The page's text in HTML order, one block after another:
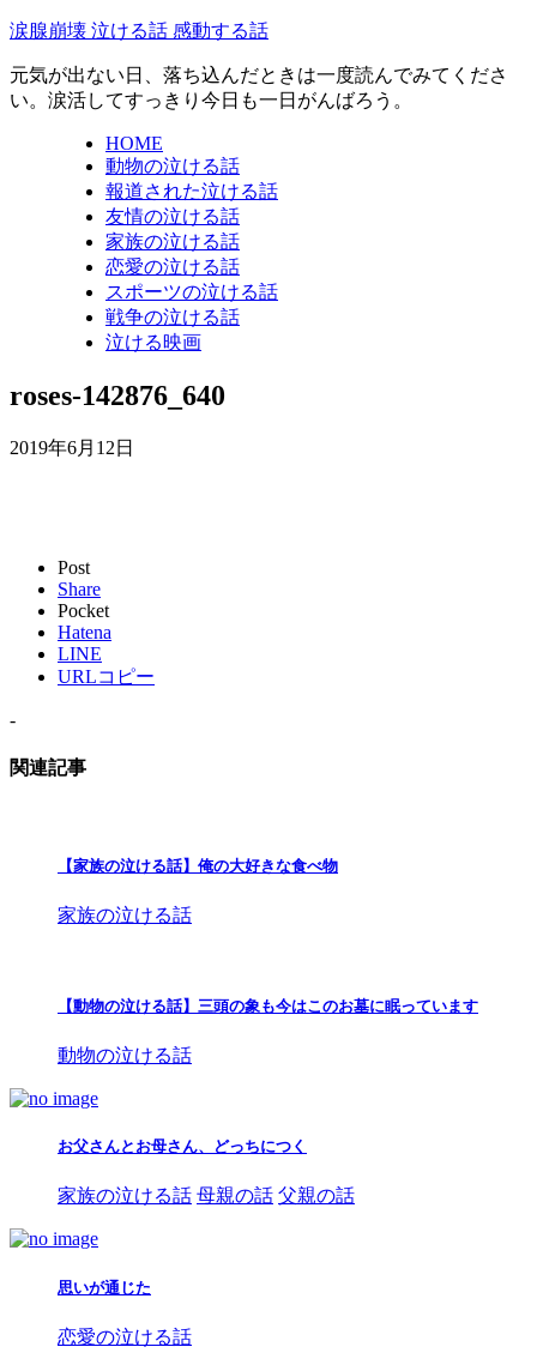
涙腺崩壊 泣ける話 感動する話
元気が出ない日、落ち込んだときは一度読んでみてくださ
い。涙活してすっきり今日も一日がんばろう。
HOME
動物の泣ける話
報道された泣ける話
友情の泣ける話
家族の泣ける話
恋愛の泣ける話
スポーツの泣ける話
戦争の泣ける話
泣ける映画
roses-142876_640
2019年6月12日
Post
Share
Pocket
Hatena
LINE
URLコピー
-
関連記事
【家族の泣ける話】俺の大好きな食べ物
家族の泣ける話
【動物の泣ける話】三頭の象も今はこのお墓に眠っています
動物の泣ける話
お父さんとお母さん、どっちにつく
家族の泣ける話 母親の話 父親の話
思いが通じた
恋愛の泣ける話